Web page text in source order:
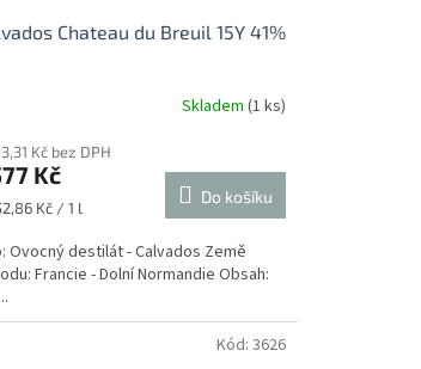
Chateau du Breuil 15Y 41%
Skladem (1 ks)
Kč bez DPH
Kč
Kč / 1 l
Do košíku
Ovocný destilát - Calvados Země
Francie - Dolní Normandie Obsah:
Kód: 3626